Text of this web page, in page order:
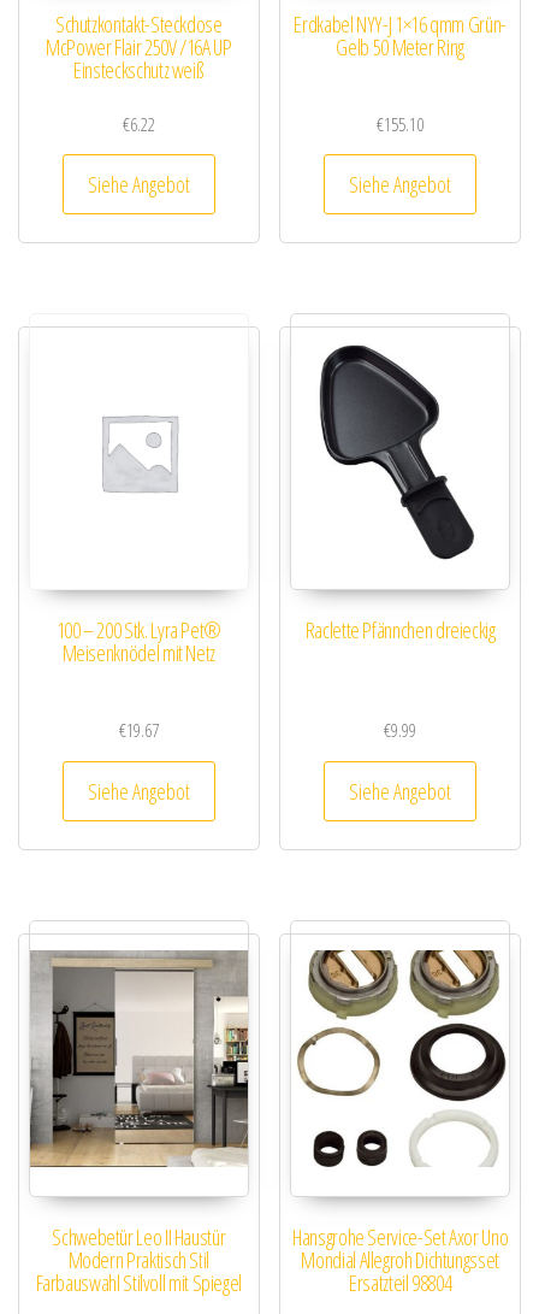
Schutzkontakt-Steckdose
McPower Flair 250V /16A UP
Einsteckschutz weiß
€6.22
Siehe Angebot
Erdkabel NYY-J 1×16 qmm Grün-
Gelb 50 Meter Ring
€155.10
Siehe Angebot
100 – 200 Stk. Lyra Pet®
Meisenknödel mit Netz
€19.67
Siehe Angebot
Raclette Pfännchen dreieckig
€9.99
Siehe Angebot
Schwebetür Leo II Haustür
Modern Praktisch Stil
Farbauswahl Stilvoll mit Spiegel
Hansgrohe Service-Set Axor Uno
Mondial Allegroh Dichtungsset
Ersatzteil 98804